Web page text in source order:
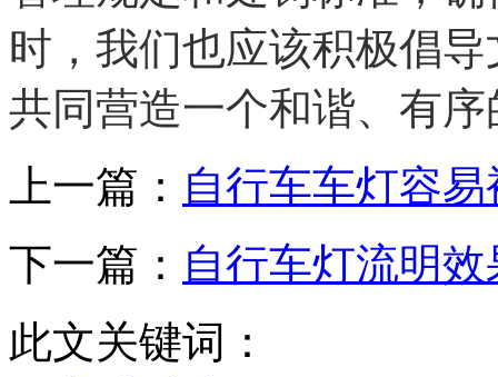
时，我们也应该积极倡
共同营造一个和谐、有
上一篇： 自行车车灯容
下一篇： 自行车灯流明
此文关键词：